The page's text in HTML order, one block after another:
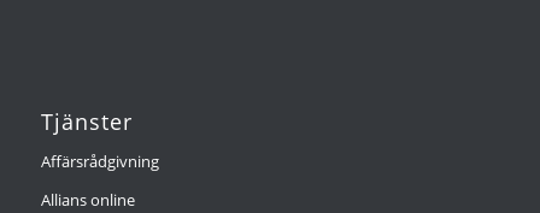
Tjänster
Affärsrådgivning
Allians online